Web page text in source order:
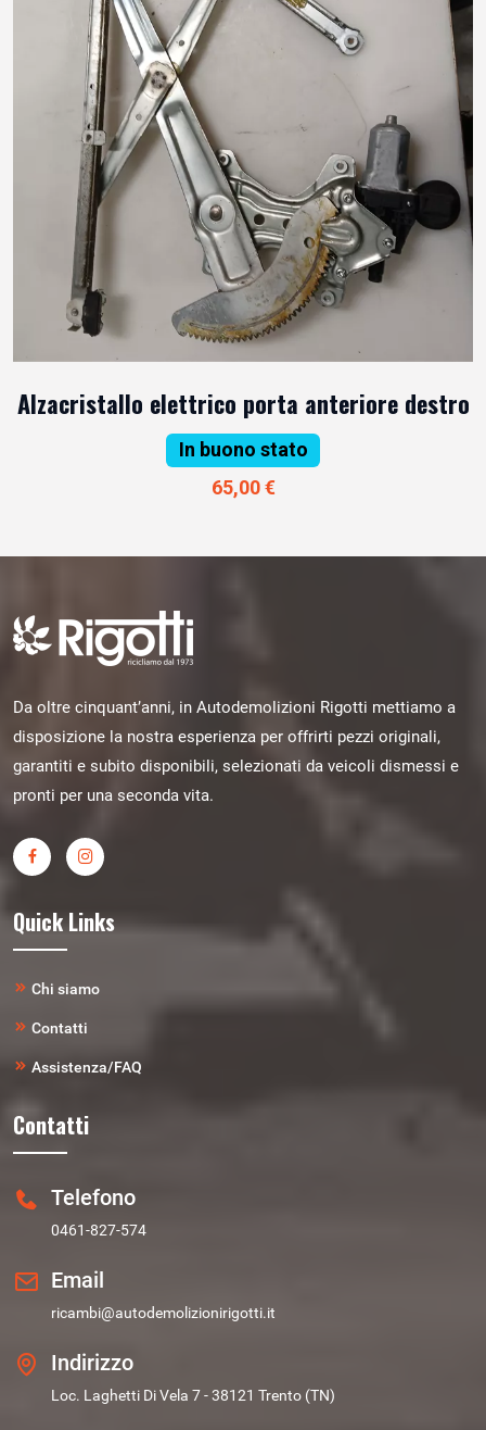
Alzacristallo elettrico porta anteriore destro
In buono stato
65,00 €
Da oltre cinquant’anni, in Autodemolizioni Rigotti mettiamo a
disposizione la nostra esperienza per offrirti pezzi originali,
garantiti e subito disponibili, selezionati da veicoli dismessi e
pronti per una seconda vita.
Quick Links
Chi siamo
Contatti
Assistenza/FAQ
Contatti
Telefono
0461-827-574
Email
ricambi@autodemolizionirigotti.it
Indirizzo
Loc. Laghetti Di Vela 7 - 38121 Trento (TN)